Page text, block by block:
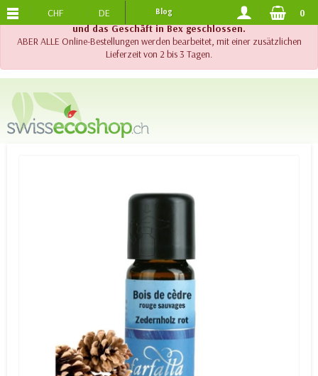
!! Wichtig !! Bis am 20. August 2026 sind der Telefonsupport
und das Geschäft in Bex geschlossen.
ABER ALLE Online-Bestellungen werden bearbeitet, mit einer zusätzlichen
Lieferzeit von 2 bis 3 Tagen.
KOSTENLOSER VERSAND AB 120.-
CHF DE Blog 0